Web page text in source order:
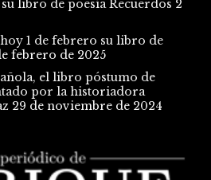
libro de poesía Recuerdos 2
1 de febrero su libro de
febrero de 2025
el libro póstumo de
por la historiadora
29 de noviembre de 2024